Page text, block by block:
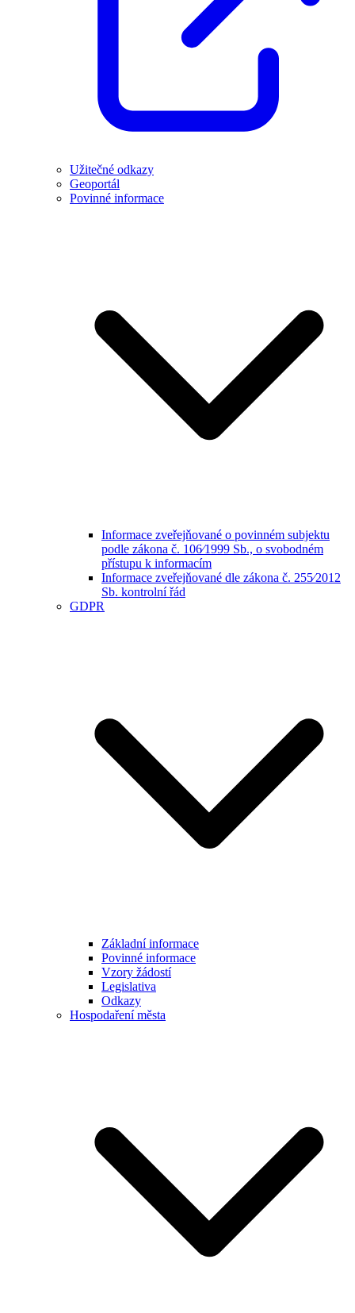
Užitečné odkazy
Geoportál
Povinné informace
Informace zveřejňované o povinném subjektu
podle zákona č. 106⁄1999 Sb., o svobodném
přístupu k informacím
Informace zveřejňované dle zákona č. 255⁄2012
Sb. kontrolní řád
GDPR
Základní informace
Povinné informace
Vzory žádostí
Legislativa
Odkazy
Hospodaření města